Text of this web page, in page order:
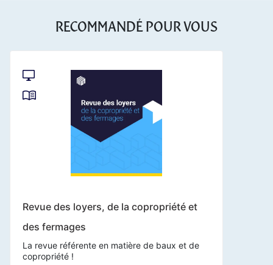
RECOMMANDÉ POUR VOUS
Revue des loyers, de la copropriété et
des fermages
La revue référente en matière de baux et de
copropriété !